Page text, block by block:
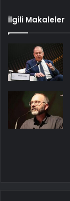
İlgili Makaleler